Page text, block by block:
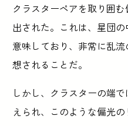
クラスターペアを取り囲
出された。これは、星団
意味しており、非常に乱
想されることだ。
しかし、クラスターの端
えられ、このような偏光の